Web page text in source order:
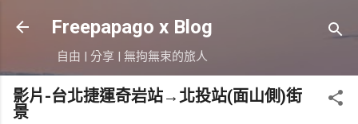
跳到主要內容
Freepapago x Blog
自由 | 分享 | 無拘無束的旅人
影片-台北捷運奇岩站→北投站(面山側)街
景